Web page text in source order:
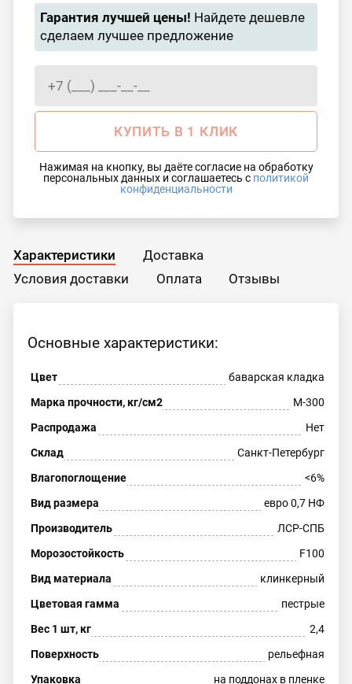
Гарантия лучшей цены! Найдете дешевле
сделаем лучшее предложение
КУПИТЬ В 1 КЛИК
Нажимая на кнопку, вы даёте согласие на обработку
персональных данных и соглашаетесь с политикой
конфиденциальности
Характеристики
Доставка
Условия доставки
Оплата Отзывы
Основные характеристики:
Цвет
баварская кладка
Марка прочности, кг/см2
М-300
Распродажа
Нет
Склад
Санкт-Петербург
Влагопоглощение
<6%
Вид размера
евро 0,7 НФ
Производитель
ЛСР-СПБ
Морозостойкость
F100
Вид материала
клинкерный
Цветовая гамма
пестрые
Вес 1 шт, кг
2,4
Поверхность
рельефная
Упаковка
на поддонах в пленке